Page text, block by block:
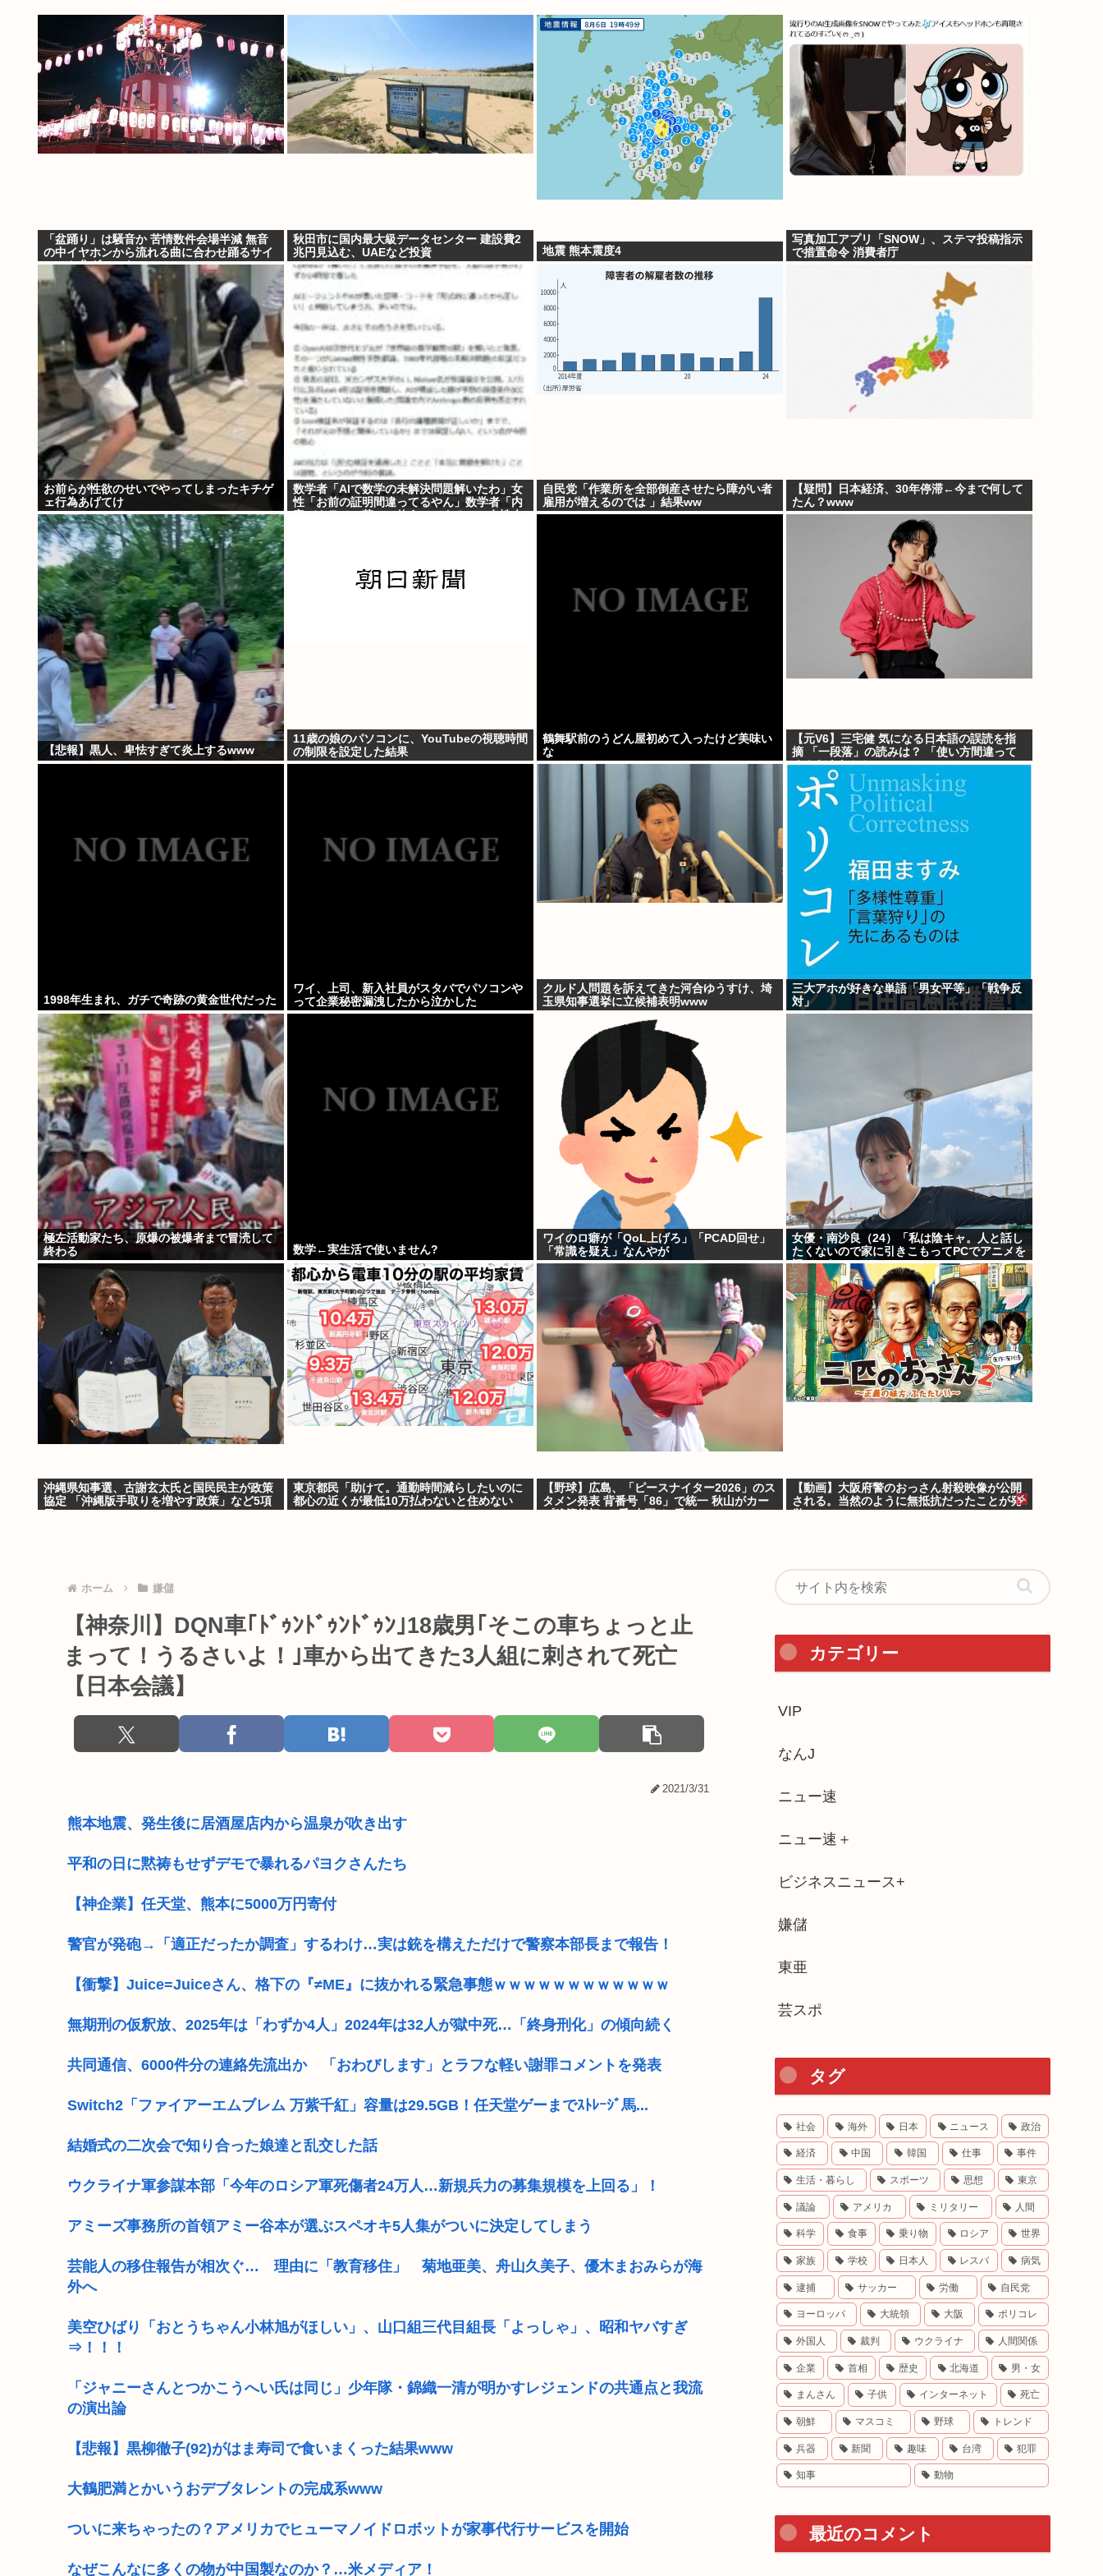
「盆踊り」は騒音か 苦情数件会場半減 無音
の中イヤホンから流れる曲に合わせ踊るサイ
レント盆ダンスも
秋田市に国内最大級データセンター 建設費2
兆円見込む、UAEなど投資
地震 熊本震度4
写真加工アプリ「SNOW」、ステマ投稿指示
で措置命令 消費者庁
お前らが性欲のせいでやってしまったキチゲ
ェ行為あげてけ
数学者「AIで数学の未解決問題解いたわ」女
性「お前の証明間違ってるやん」数学者「内
自民党「作業所を全部倒産させたら障がい者
雇用が増えるのでは 」結果ww
【疑問】日本経済、30年停滞←今まで何して
たん？www
【悲報】黒人、卑怯すぎて炎上するwww
11歳の娘のパソコンに、YouTubeの視聴時間
の制限を設定した結果
鶴舞駅前のうどん屋初めて入ったけど美味い
な
【元V6】三宅健 気になる日本語の誤読を指
摘 「一段落」の読みは？ 「使い方間違って
るんだよなとか」
1998年生まれ、ガチで奇跡の黄金世代だった
ワイ、上司、新入社員がスタバでパソコンや
って企業秘密漏洩したから泣かした
クルド人問題を訴えてきた河合ゆうすけ、埼
玉県知事選挙に立候補表明www
三大アホが好きな単語「男女平等」「戦争反
対」
極左活動家たち、原爆の被爆者まで冒涜して
終わる
数学←実生活で使いません?
ワイのロ癖が「QoL上げろ」「PCAD回せ」
「常識を疑え」なんやが
女優・南沙良（24）「私は陰キャ。人と話し
たくないので家に引きこもってPCでアニメを
観ていたい」
沖縄県知事選、古謝玄太氏と国民民主が政策
協定 「沖縄版手取りを増やす政策」など5項
東京都民「助けて。通勤時間減らしたいのに
都心の近くが最低10万払わないと住めない
【野球】広島、「ピースナイター2026」のス
タメン発表 背番号「86」で統一 秋山がカー
【動画】大阪府警のおっさん射殺映像が公開
される。当然のように無抵抗だったことが発
ホーム 嫌儲
【神奈川】DQN車｢ﾄﾞｩﾝﾄﾞｩﾝﾄﾞｩﾝ｣18歳男｢そこの車ちょっと止
まって！うるさいよ！｣車から出てきた3人組に刺されて死亡
【日本会議】
2021/3/31
熊本地震、発生後に居酒屋店内から温泉が吹き出す
平和の日に黙祷もせずデモで暴れるパヨクさんたち
【神企業】任天堂、熊本に5000万円寄付
警官が発砲→「適正だったか調査」するわけ…実は銃を構えただけで警察本部長まで報告！
【衝撃】Juice=Juiceさん、格下の『≠ME』に抜かれる緊急事態ｗｗｗｗｗｗｗｗｗｗｗｗ
無期刑の仮釈放、2025年は「わずか4人」2024年は32人が獄中死…「終身刑化」の傾向続く
共同通信、6000件分の連絡先流出か 「おわびします」とラフな軽い謝罪コメントを発表
Switch2「ファイアーエムブレム 万紫千紅」容量は29.5GB！任天堂ゲーまでｽﾄﾚｰｼﾞ馬...
結婚式の二次会で知り合った娘達と乱交した話
ウクライナ軍参謀本部「今年のロシア軍死傷者24万人…新規兵力の募集規模を上回る」！
アミーズ事務所の首領アミー谷本が選ぶスペオキ5人集がついに決定してしまう
芸能人の移住報告が相次ぐ… 理由に「教育移住」 菊地亜美、舟山久美子、優木まおみらが海
外へ
美空ひばり「おとうちゃん小林旭がほしい」、山口組三代目組長「よっしゃ」、昭和ヤバすぎ
⇒！！！
「ジャニーさんとつかこうへい氏は同じ」少年隊・錦織一清が明かすレジェンドの共通点と我流
の演出論
【悲報】黒柳徹子(92)がはま寿司で食いまくった結果www
大鶴肥満とかいうおデブタレントの完成系www
ついに来ちゃったの？アメリカでヒューマノイドロボットが家事代行サービスを開始
なぜこんなに多くの物が中国製なのか？…米メディア！
カテゴリー
VIP
なんJ
ニュー速
ニュー速＋
ビジネスニュース+
嫌儲
東亜
芸スポ
タグ
社会 海外 日本 ニュース 政治
経済 中国 韓国 仕事 事件
生活・暮らし スポーツ 思想 東京
議論 アメリカ ミリタリー 人間
科学 食事 乗り物 ロシア 世界
家族 学校 日本人 レスバ 病気
逮捕 サッカー 労働 自民党
ヨーロッパ 大統領 大阪 ポリコレ
外国人 裁判 ウクライナ 人間関係
企業 首相 歴史 北海道 男・女
まんさん 子供 インターネット 死亡
朝鮮 マスコミ 野球 トレンド
兵器 新聞 趣味 台湾 犯罪
知事 動物
最近のコメント